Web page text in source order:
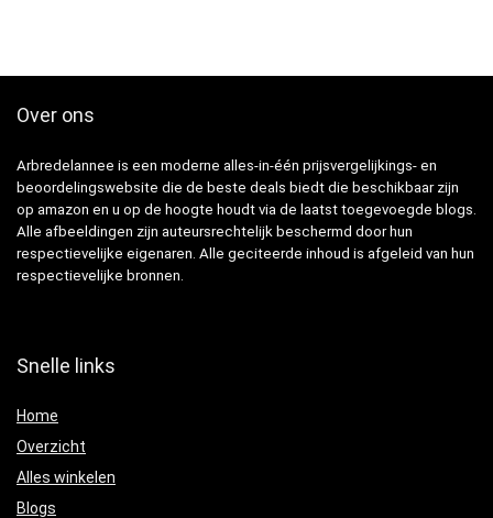
Over ons
Arbredelannee is een moderne alles-in-één prijsvergelijkings- en
beoordelingswebsite die de beste deals biedt die beschikbaar zijn
op amazon en u op de hoogte houdt via de laatst toegevoegde blogs.
Alle afbeeldingen zijn auteursrechtelijk beschermd door hun
respectievelijke eigenaren. Alle geciteerde inhoud is afgeleid van hun
respectievelijke bronnen.
Snelle links
Home
Overzicht
Alles winkelen
Blogs